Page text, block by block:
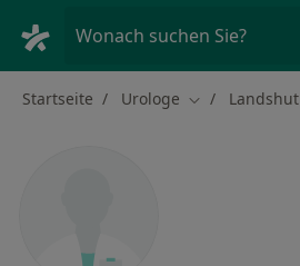
Wonach suchen Sie?
Startseite Urologe Stadt ändern
Landshut